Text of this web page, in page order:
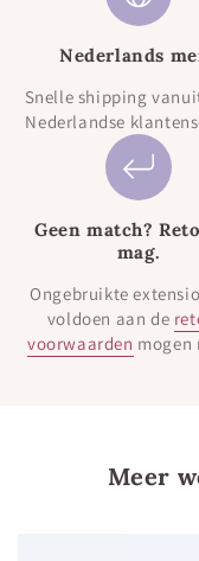
Nederlands
Snelle shipping
Nederlandse
Geen match?
mag.
Ongebruikte
voldoen aan de
voorwaarden mogen
Meer